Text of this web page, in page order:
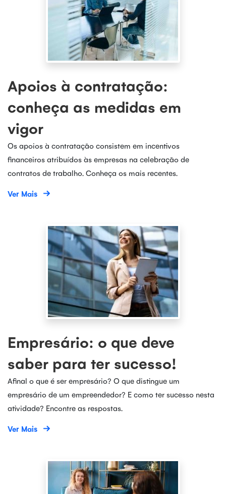
Apoios à contratação:
conheça as medidas em
vigor
Os apoios à contratação consistem em incentivos
financeiros atribuídos às empresas na celebração de
contratos de trabalho. Conheça os mais recentes.
Ver Mais
Empresário: o que deve
saber para ter sucesso!
Afinal o que é ser empresário? O que distingue um
empresário de um empreendedor? E como ter sucesso nesta
atividade? Encontre as respostas.
Ver Mais